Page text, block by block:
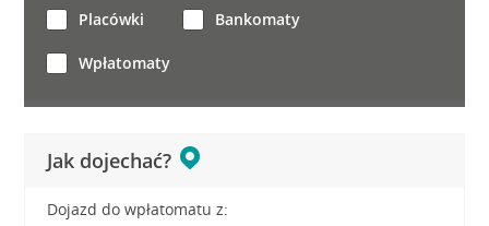
Jak dojechać?
Dojazd do wpłatomatu z:
Placówki Bankomaty
Wpłatomaty